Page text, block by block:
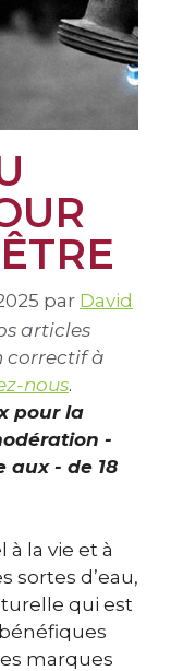
par David
articles
correctif à
nous.
pour la
-
aux - de 18
à la vie et à
sortes d’eau,
qui est
marques